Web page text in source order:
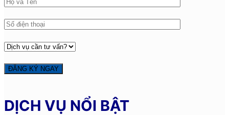
DỊCH VỤ NỔI BẬT